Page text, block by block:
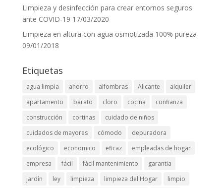
Limpieza y desinfección para crear entornos seguros
ante COVID-19 17/03/2020
Limpieza en altura con agua osmotizada 100% pureza
09/01/2018
Etiquetas
agua limpia ahorro alfombras Alicante
alquiler
apartamento
barato cloro cocina
confianza
construcción
cortinas
cuidado de niños
cuidados de mayores
cómodo
depuradora
ecológico
economico eficaz
empleadas de hogar
empresa
fácil fácil mantenimiento
garantia
jardín
ley limpieza limpieza del Hogar
limpio